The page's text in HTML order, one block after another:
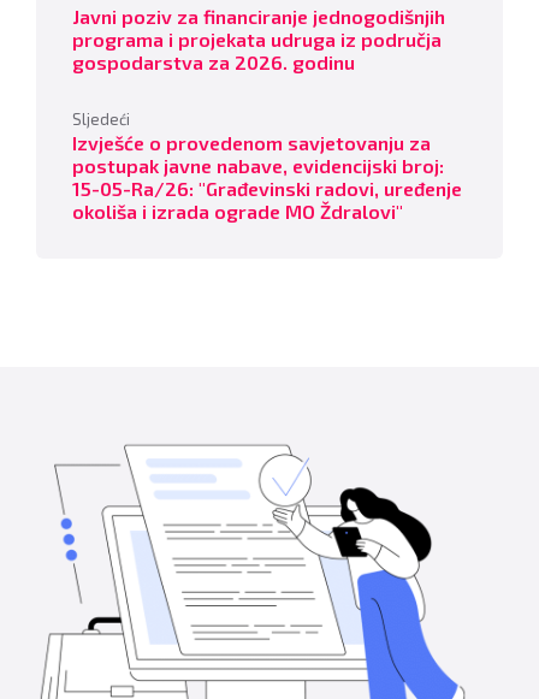
Javni poziv za financiranje jednogodišnjih
programa i projekata udruga iz područja
gospodarstva za 2026. godinu
Sljedeći
Izvješće o provedenom savjetovanju za
postupak javne nabave, evidencijski broj:
15-05-Ra/26: "Građevinski radovi, uređenje
okoliša i izrada ograde MO Ždralovi"